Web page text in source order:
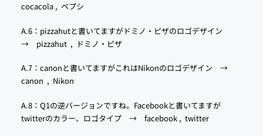
cocacola, ペプシ
A.6：pizzahutと書いてますがドミノ・ピザのロゴデザイン
→ pizzahut , ドミノ・ピザ
A.7：canonと書いてますがこれはNikonのロゴデザイン →
canon , Nikon
A.8：Q1の逆バージョンですね。Facebookと書いてますが
twitterのカラー、ロゴタイプ → facebook, twitter